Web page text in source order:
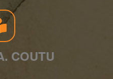
COUTU